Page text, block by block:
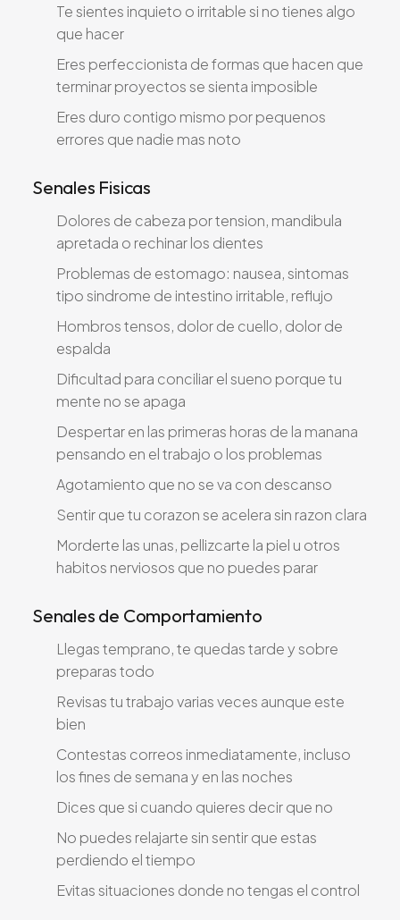
Te sientes inquieto o irritable si no tienes algo
que hacer
Eres perfeccionista de formas que hacen que
terminar proyectos se sienta imposible
Eres duro contigo mismo por pequenos
errores que nadie mas noto
Senales Fisicas
Dolores de cabeza por tension, mandibula
apretada o rechinar los dientes
Problemas de estomago: nausea, sintomas
tipo sindrome de intestino irritable, reflujo
Hombros tensos, dolor de cuello, dolor de
espalda
Dificultad para conciliar el sueno porque tu
mente no se apaga
Despertar en las primeras horas de la manana
pensando en el trabajo o los problemas
Agotamiento que no se va con descanso
Sentir que tu corazon se acelera sin razon clara
Morderte las unas, pellizcarte la piel u otros
habitos nerviosos que no puedes parar
Senales de Comportamiento
Llegas temprano, te quedas tarde y sobre
preparas todo
Revisas tu trabajo varias veces aunque este
bien
Contestas correos inmediatamente, incluso
los fines de semana y en las noches
Dices que si cuando quieres decir que no
No puedes relajarte sin sentir que estas
perdiendo el tiempo
Evitas situaciones donde no tengas el control